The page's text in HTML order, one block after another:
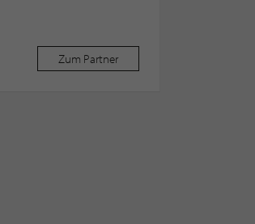
Zum Partner